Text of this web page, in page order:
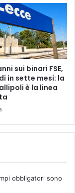
sui binari FSE,
in sette mesi: la
è la linea
obbligatori sono